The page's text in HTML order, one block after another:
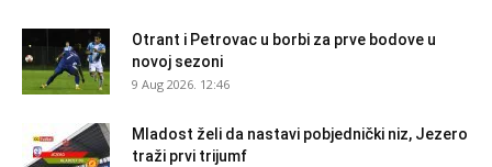
Otrant i Petrovac u borbi za prve bodove u
novoj sezoni
9 Aug 2026. 12:46
Mladost želi da nastavi pobjednički niz, Jezero
traži prvi trijumf